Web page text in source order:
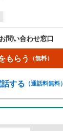
問い合わせ窓口
もらう （無料）
する （通話料無料）